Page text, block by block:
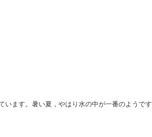
ます。暑い夏，やはり水の中が一番のようです